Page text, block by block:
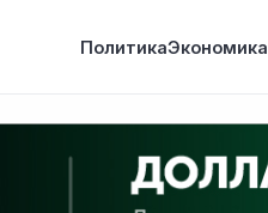
ПолитикаЭкономика